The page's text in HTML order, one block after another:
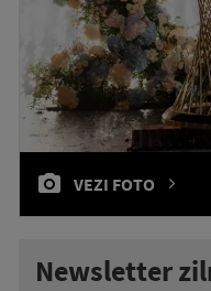
VEZI FOTO
Newsletter